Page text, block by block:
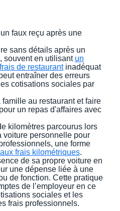
faux reçu après une
sans détails après un
souvent en utilisant un
de restaurantinadéquat
entraîner des erreurs
cotisations sociales par
famille au restaurant et faire
un repas d'affaires avec
kilomètres parcourus lors
voiture personnelle pour
une forme
frais kilométriques.
de sa propre voiture en
une dépense liée à une
de fonction. Cette pratique
de l’employeur en ce
sociales et les
frais professionnels.